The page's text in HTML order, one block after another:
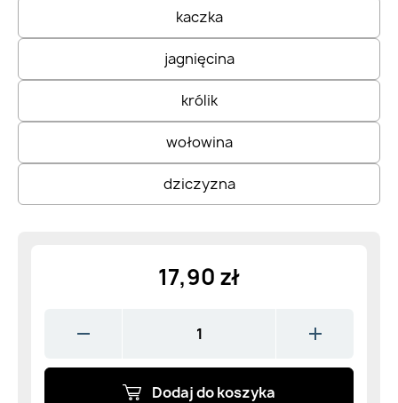
kaczka
jagnięcina
królik
wołowina
dziczyzna
17,90 zł
Dodaj do koszyka